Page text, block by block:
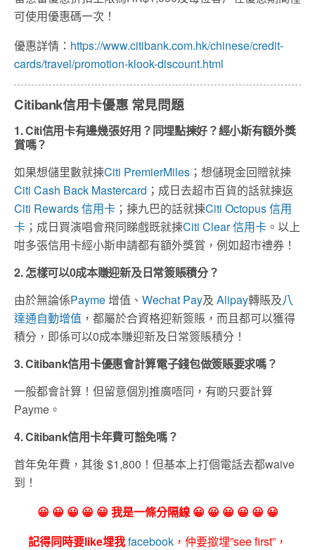
可使用優惠碼一次！
優惠詳情： https://www.citibank.com.hk/chinese/credit-
cards/travel/promotion-klook-discount.html
Citibank信用卡優惠 常見問題
1. Citi信用卡有邊幾張好用？同埋點揀好？經小斯有額外獎
賞嗎？
如果想儲里數就揀Citi PremierMiles ；想儲現金回贈就揀
Citi Cash Back Mastercard ；成日去超市百貨的話就揀返
Citi Rewards 信用卡 ；揀九巴的話就揀Citi Octopus 信用
卡 ；成日買演唱會飛同睇戲既就揀Citi Clear 信用卡 。以上
咁多張信用卡經小斯申請都有額外獎賞，例如超市禮券！
2. 怎樣可以0成本賺迎新及日常簽賬積分？
由於無論係Payme增值、 Wechat Pay及 Alipay轉賬及八
達通自動增值 ，都屬於合資格迎新簽賬，而且都可以獲得
積分，即係可以0成本賺迎新及日常簽賬積分！
3. Citibank信用卡優惠會計算電子錢包做簽賬要求嗎？
一般都會計算！但留意個別推廣唔同，有啲只要計算
Payme。
4. Citibank信用卡年費可豁免嗎？
首年免年費，其後 $1,800！但基本上打個電話去都waive
到！
😀 😀 😀 😀 😀 我是一條分隔線 😀 😀 😀 😀 😀 😀
記得同時要like埋我facebook ，仲要撳埋”see first”，